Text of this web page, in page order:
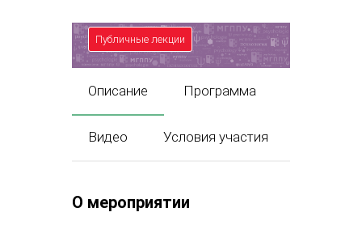
Публичные лекции
Описание Программа
Видео Условия участия
О мероприятии